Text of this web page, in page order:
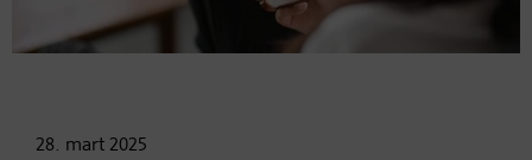
28. mart 2025